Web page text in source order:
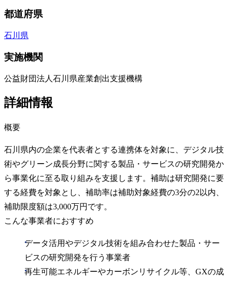
都道府県
石川県
実施機関
公益財団法人石川県産業創出支援機構
詳細情報
概要
石川県内の企業を代表者とする連携体を対象に、デジタル技
術やグリーン成長分野に関する製品・サービスの研究開発か
ら事業化に至る取り組みを支援します。補助は研究開発に要
する経費を対象とし、補助率は補助対象経費の3分の2以内、
補助限度額は3,000万円です。
こんな事業者におすすめ
データ活用やデジタル技術を組み合わせた製品・サー
ビスの研究開発を行う事業者
再生可能エネルギーやカーボンリサイクル等、GXの成